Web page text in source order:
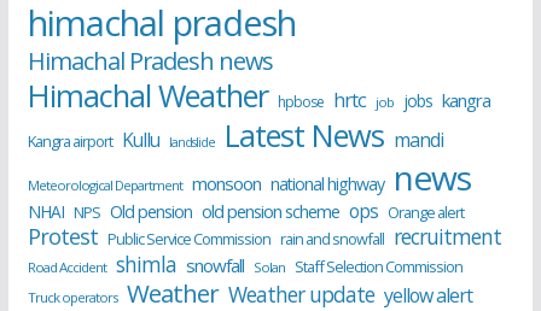
himachal pradesh
Himachal Pradesh news
Himachal Weather hpbose hrtc job jobs kangra
Kangra airport Kullu landslide Latest News mandi
Meteorological Department monsoon national highway news
NHAI NPS Old pension old pension scheme ops Orange alert
Protest Public Service Commission rain and snowfall recruitment
Road Accident shimla snowfall Solan Staff Selection Commission
Truck operators Weather Weather update yellow alert